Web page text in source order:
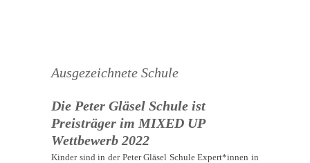
Ausgezeichnete Schule
Die Peter Gläsel Schule ist
Preisträger im MIXED UP
Wettbewerb 2022
Kinder sind in der Peter Gläsel Schule Expert*innen in